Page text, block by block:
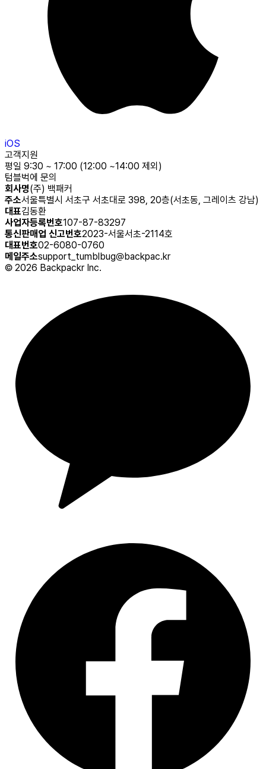
iOS
고객지원
평일 9:30 ~ 17:00 (12:00 ~14:00 제외)
텀블벅에 문의
회사명(주) 백패커
주소서울특별시 서초구 서초대로 398, 20층(서초동, 그레이츠 강남)
대표김동환
사업자등록번호107-87-83297
통신판매업 신고번호2023-서울서초-2114호
대표번호02-6080-0760
메일주소support_tumblbug@backpac.kr
© 2026 Backpackr Inc.